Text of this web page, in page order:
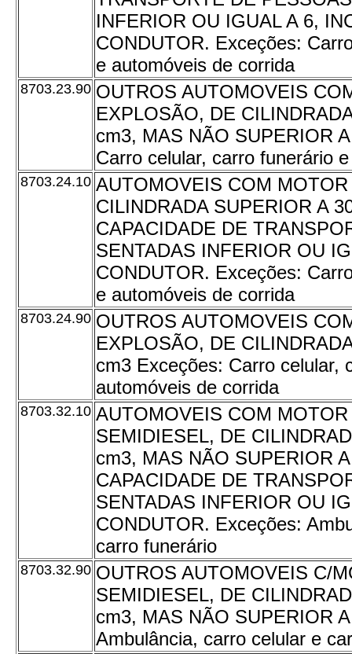
INFERIOR OU IGUAL A 6,
CONDUTOR. Exceções:
e automóveis de corrida
8703.23.90 OUTROS AUTOMOVEIS
EXPLOSÃO, DE
cm3, MAS NÃO SUPERIOR
Carro celular, carro funerário
8703.24.10 AUTOMOVEIS COM
CILINDRADA SUPERIOR A
CAPACIDADE DE
SENTADAS INFERIOR OU
CONDUTOR. Exceções:
e automóveis de corrida
8703.24.90 OUTROS AUTOMOVEIS
EXPLOSÃO, DE
cm3 Exceções: Carro celular,
automóveis de corrida
8703.32.10 AUTOMOVEIS COM
SEMIDIESEL, DE
cm3, MAS NÃO SUPERIOR
CAPACIDADE DE
SENTADAS INFERIOR OU
CONDUTOR. Exceções:
carro funerário
8703.32.90 OUTROS AUTOMOVEIS C/
SEMIDIESEL, DE
cm3, MAS NÃO SUPERIOR
Ambulância, carro celular e